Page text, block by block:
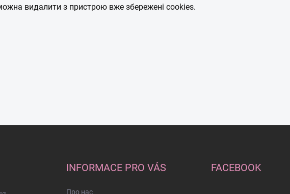
видалити з пристрою вже збережені cookies.
INFORMACE PRO VÁS
Про нас
FACEBOOK